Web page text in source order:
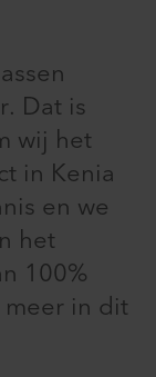
Dat is
wij het
in Kenia
en we
het
100%
in dit